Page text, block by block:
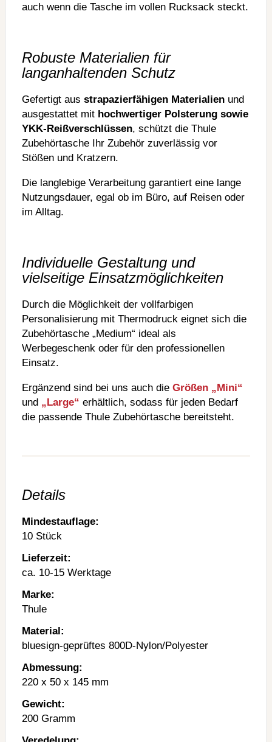
auch wenn die Tasche im vollen Rucksack steckt.
Robuste Materialien für
langanhaltenden Schutz
Gefertigt aus strapazierfähigen Materialien und
ausgestattet mit hochwertiger Polsterung sowie
YKK-Reißverschlüssen, schützt die Thule
Zubehörtasche Ihr Zubehör zuverlässig vor
Stößen und Kratzern.
Die langlebige Verarbeitung garantiert eine lange
Nutzungsdauer, egal ob im Büro, auf Reisen oder
im Alltag.
Individuelle Gestaltung und
vielseitige Einsatzmöglichkeiten
Durch die Möglichkeit der vollfarbigen
Personalisierung mit Thermodruck eignet sich die
Zubehörtasche „Medium“ ideal als
Werbegeschenk oder für den professionellen
Einsatz.
Ergänzend sind bei uns auch die Größen „Mini“
und „Large“ erhältlich, sodass für jeden Bedarf
die passende Thule Zubehörtasche bereitsteht.
Details
Mindestauflage:
10 Stück
Lieferzeit:
ca. 10-15 Werktage
Marke:
Thule
Material:
bluesign-geprüftes 800D-Nylon/Polyester
Abmessung:
220 x 50 x 145 mm
Gewicht:
200 Gramm